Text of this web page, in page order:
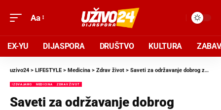
Aa
EX-YU DIJASPORA DRUŠTVO KULTURA
uzivo24 > LIFESTYLE > Medicina > Zdrav život > Saveti za održavanje dobrog zdravlja
IZDVAJAMO MEDICINA ZDRAV ŽIVOT
Saveti za održavanje dobrog